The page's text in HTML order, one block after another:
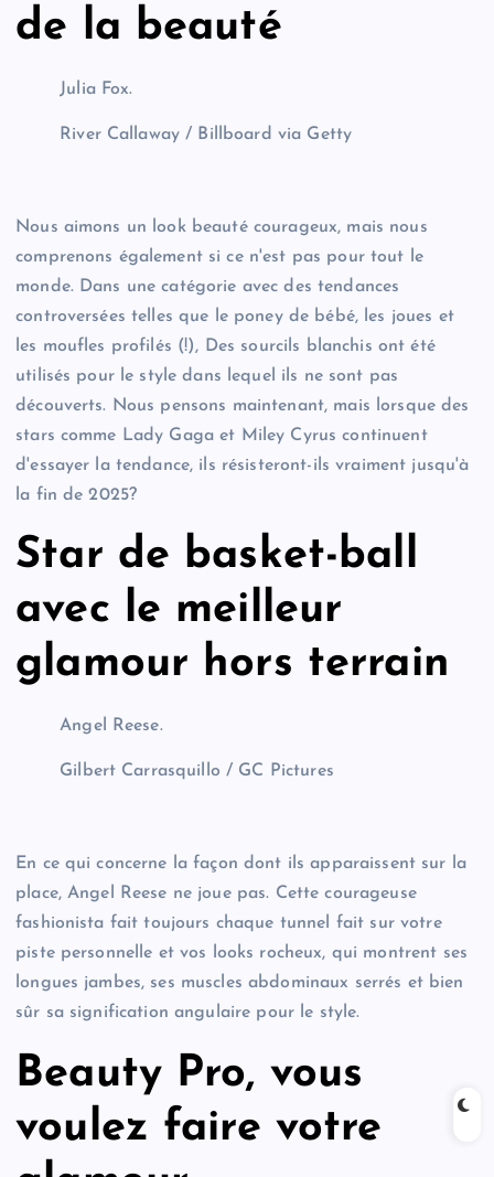
de la beauté
Julia Fox.
River Callaway / Billboard via Getty
Nous aimons un look beauté courageux, mais nous
comprenons également si ce n'est pas pour tout le
monde. Dans une catégorie avec des tendances
controversées telles que le poney de bébé, les joues et
les moufles profilés (!), Des sourcils blanchis ont été
utilisés pour le style dans lequel ils ne sont pas
découverts. Nous pensons maintenant, mais lorsque des
stars comme Lady Gaga et Miley Cyrus continuent
d'essayer la tendance, ils résisteront-ils vraiment jusqu'à
la fin de 2025?
Star de basket-ball
avec le meilleur
glamour hors terrain
Angel Reese.
Gilbert Carrasquillo / GC Pictures
En ce qui concerne la façon dont ils apparaissent sur la
place, Angel Reese ne joue pas. Cette courageuse
fashionista fait toujours chaque tunnel fait sur votre
piste personnelle et vos looks rocheux, qui montrent ses
longues jambes, ses muscles abdominaux serrés et bien
sûr sa signification angulaire pour le style.
Beauty Pro, vous
voulez faire votre